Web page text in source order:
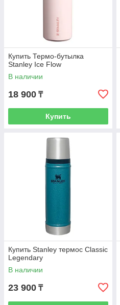
Купить Термо-бутылка
Stanley Ice Flow
В наличии
18 900 ₸
Купить
Купить Stanley термос Classic
Legendary
В наличии
23 900 ₸